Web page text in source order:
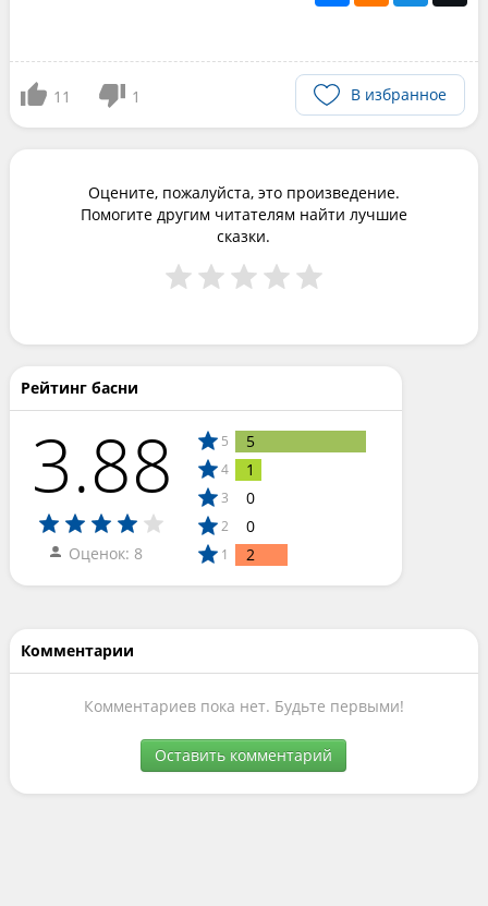
11 1 В избранное
Оцените, пожалуйста, это произведение.
Помогите другим читателям найти лучшие
сказки.
Рейтинг басни
3.88
Оценок: 8
5 5
4 1
3 0
2 0
1 2
Комментарии
Комментариев пока нет. Будьте первыми!
Оставить комментарий